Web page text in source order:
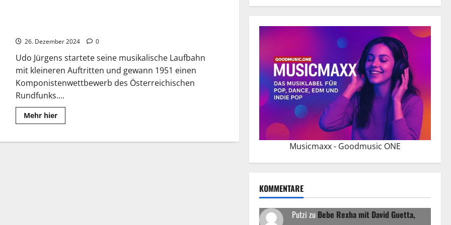
26. Dezember 2024 0
Udo Jürgens startete seine musikalische Laufbahn
mit kleineren Auftritten und gewann 1951 einen
Komponistenwettbewerb des Österreichischen
Rundfunks....
Mehr hierRead
more
Jürgens: Musicmaxx - Goodmusic ONE
KOMMENTARE
Putzi zu Bebe Rexha mit David Guetta,